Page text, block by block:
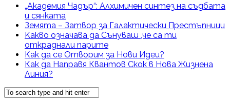
„Академия Чадър“: Алхимичен синтез на съдбата
и сянката
Земята – Затвор за Галактически Престъпници
Kакво означава да Сънуваш ,че са ти
откраднали парите
Как да се Отворим за Нови Идеи?
Как да Направя Квантов Скок в Нова Жизнена
Линия?